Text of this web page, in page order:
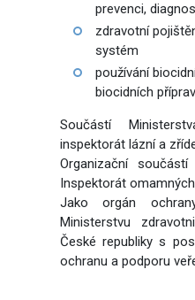
prevenci,
zdravotní
systém
používání
biocidních
Součástí
inspektorát lázní a
Organizační
Inspektorát
Jako orgán
Ministerstvu
České republiky s
ochranu a podporu